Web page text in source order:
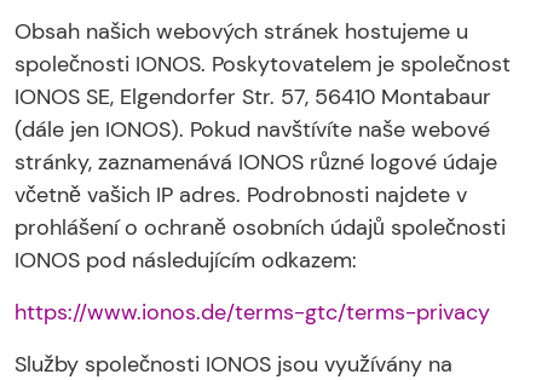
Obsah našich webových stránek hostujeme u
společnosti IONOS. Poskytovatelem je společnost
IONOS SE, Elgendorfer Str. 57, 56410 Montabaur
(dále jen IONOS). Pokud navštívíte naše webové
stránky, zaznamenává IONOS různé logové údaje
včetně vašich IP adres. Podrobnosti najdete v
prohlášení o ochraně osobních údajů společnosti
IONOS pod následujícím odkazem:
https://www.ionos.de/terms-gtc/terms-privacy
Služby společnosti IONOS jsou využívány na